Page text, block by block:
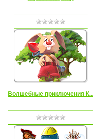
Волшебные приключения К...